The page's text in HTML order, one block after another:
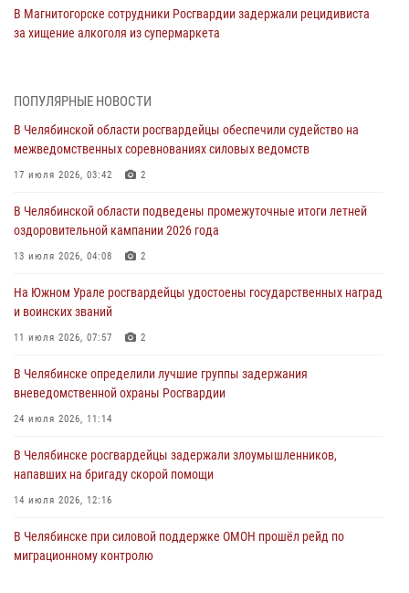
В Магнитогорске сотрудники Росгвардии задержали рецидивиста
за хищение алкоголя из супермаркета
На Южном Урале спецназ Росгвардии провел военно-полевые
Росгвардейцы задержали трёх магазинных воров в Челябинске
На Южном Урале сотрудники Росгвардии задержали
подозреваемого в совершении убийства
В Челябинской области росгвардейцами по горячим следам
задержан подозреваемый в грабеже
ПОПУЛЯРНЫЕ НОВОСТИ
В Челябинской области росгвардейцы обеспечили судейство на
межведомственных соревнованиях силовых ведомств
17 июля 2026, 03:42 2
В Челябинской области подведены промежуточные итоги летней
оздоровительной кампании 2026 года
13 июля 2026, 04:08 2
На Южном Урале росгвардейцы удостоены государственных наград
и воинских званий
11 июля 2026, 07:57 2
В Челябинске определили лучшие группы задержания
вневедомственной охраны Росгвардии
24 июля 2026, 11:14
В Челябинске росгвардейцы задержали злоумышленников,
напавших на бригаду скорой помощи
14 июля 2026, 12:16
В Челябинске при силовой поддержке ОМОН прошёл рейд по
миграционному контролю